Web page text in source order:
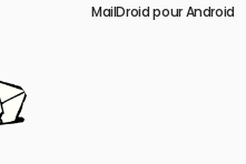
MailDroid pour Android